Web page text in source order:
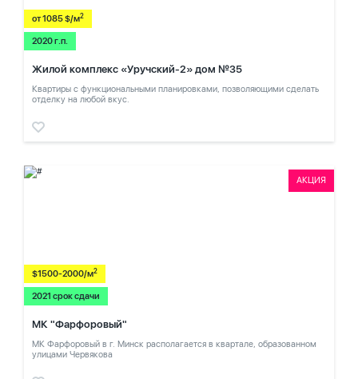
от 1085 $/м2
2020 г.п.
Жилой комплекс «Уручский-2» дом №35
Квартиры с функциональными планировками, позволяющими сделать
отделку на любой вкус.
АКЦИЯ
$1500-2000/м2
2021 срок сдачи
МК "Фарфоровый"
МК Фарфоровый в г. Минск располагается в квартале, образованном
улицами Червякова